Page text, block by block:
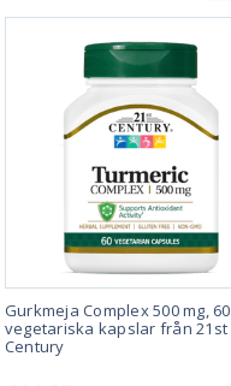
Gurkmeja Complex 500 mg, 60
vegetariska kapslar från 21st
Century